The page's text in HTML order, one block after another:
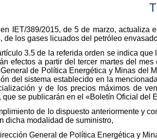
IET/389/2015, de 5 de marzo, actualiza
de los gases licuados del petróleo
3.5 de la referida orden se indica
efectos a partir del tercer martes del
de Política Energética y Minas del
del sistema establecido en la
y de los precios máximos de
que se publicarán en el «Boletín Oficial del
de lo dispuesto anteriormente y
dicha modalidad de suministro,
General de Política Energética y